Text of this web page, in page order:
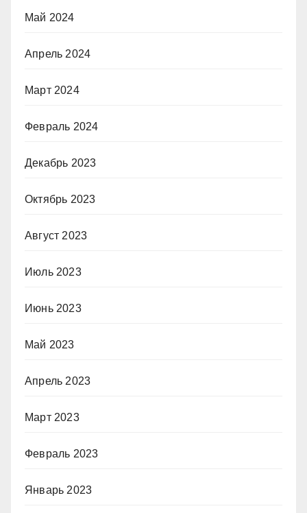
Май 2024
Апрель 2024
Март 2024
Февраль 2024
Декабрь 2023
Октябрь 2023
Август 2023
Июль 2023
Июнь 2023
Май 2023
Апрель 2023
Март 2023
Февраль 2023
Январь 2023